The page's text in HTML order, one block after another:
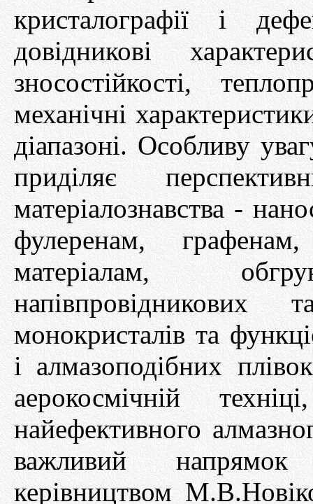
кристалографії і
довідникові
зносостійкості,
механічні
діапазоні. Особливу
приділяє
матеріалознавства -
фулеренам,
матеріалам,
напівпровідникових
монокристалів та
і алмазоподібних
аерокосмічній
найефективного
важливий напрямок
керівництвом